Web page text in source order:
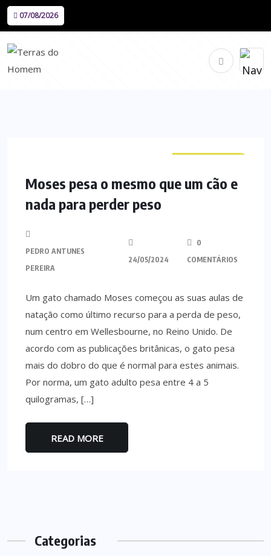
07/08/2026
Moses pesa o mesmo que um cão e
nada para perder peso
PEDRO ANTUNES
PEREIRA
24/05/2024
0
COMENTÁRIOS
Um gato chamado Moses começou as suas aulas de
natação como último recurso para a perda de peso,
num centro em Wellesbourne, no Reino Unido. De
acordo com as publicações britânicas, o gato pesa
mais do dobro do que é normal para estes animais.
Por norma, um gato adulto pesa entre 4 a 5
quilogramas, […]
READ MORE
Categorias